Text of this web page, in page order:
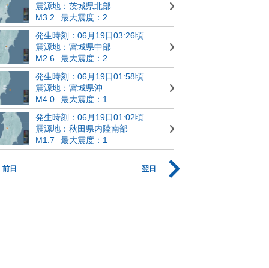
震源地：茨城県北部
M3.2
最大震度：2
発生時刻：06月19日03:26頃
震源地：宮城県中部
M2.6
最大震度：2
発生時刻：06月19日01:58頃
震源地：宮城県沖
M4.0
最大震度：1
発生時刻：06月19日01:02頃
震源地：秋田県内陸南部
M1.7
最大震度：1
前日 翌日